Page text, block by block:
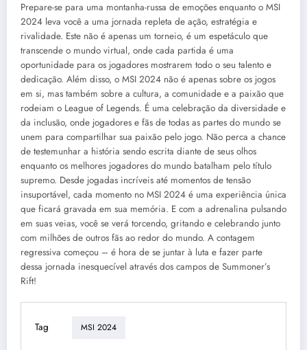
Prepare-se para uma montanha-russa de emoções enquanto o MSI
2024 leva você a uma jornada repleta de ação, estratégia e
rivalidade. Este não é apenas um torneio, é um espetáculo que
transcende o mundo virtual, onde cada partida é uma
oportunidade para os jogadores mostrarem todo o seu talento e
dedicação. Além disso, o MSI 2024 não é apenas sobre os jogos
em si, mas também sobre a cultura, a comunidade e a paixão que
rodeiam o League of Legends. É uma celebração da diversidade e
da inclusão, onde jogadores e fãs de todas as partes do mundo se
unem para compartilhar sua paixão pelo jogo. Não perca a chance
de testemunhar a história sendo escrita diante de seus olhos
enquanto os melhores jogadores do mundo batalham pelo título
supremo. Desde jogadas incríveis até momentos de tensão
insuportável, cada momento no MSI 2024 é uma experiência única
que ficará gravada em sua memória. E com a adrenalina pulsando
em suas veias, você se verá torcendo, gritando e celebrando junto
com milhões de outros fãs ao redor do mundo. A contagem
regressiva começou – é hora de se juntar à luta e fazer parte
dessa jornada inesquecível através dos campos de Summoner’s
Rift!
Tag MSI 2024